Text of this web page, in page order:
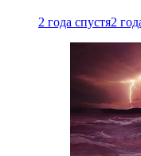
2 года спустя2